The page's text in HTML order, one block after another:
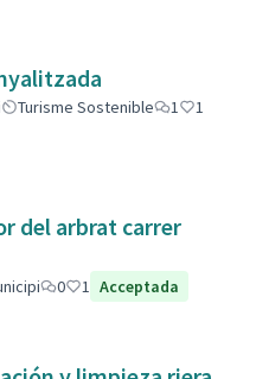
Turisme Sostenible 1
1
del arbrat carrer
0 1 Acceptada